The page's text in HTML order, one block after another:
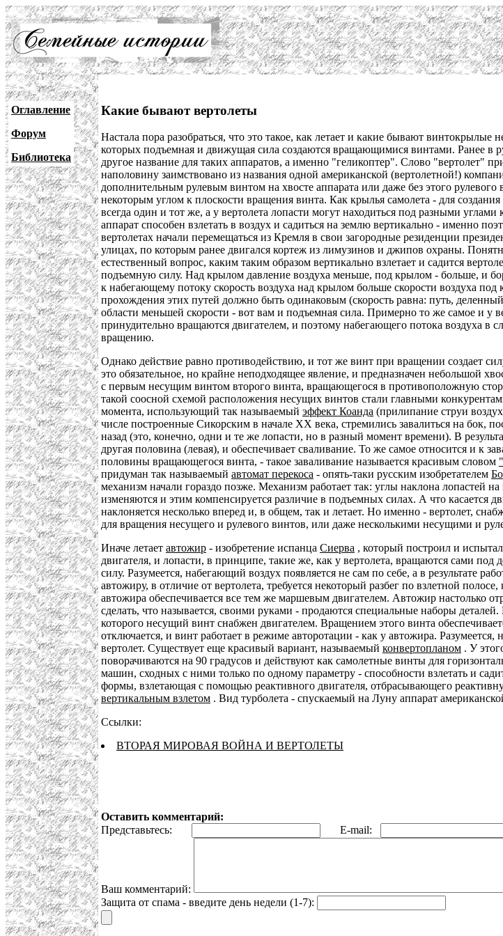
Оглавление
Форум
Библиотека
Какие бывают вертолеты
Настала пора разобраться, что это такое, как летает и какие бывают
которых подъемная и движущая сила создаются вращающимися винтами. Ранее в
другое название для таких аппаратов, а именно "геликоптер". Слово "вертолет"
наполовину заимствовано из названия одной американской (вертолетной!)
дополнительным рулевым винтом на хвосте аппарата или даже без этого
некоторым углом к плоскости вращения винта. Как крылья самолета - для
всегда один и тот же, а у вертолета лопасти могут находиться под разными
аппарат способен взлетать в воздух и садиться на землю вертикально - именно
вертолетах начали перемещаться из Кремля в свои загородные резиденции
улицах, по которым ранее двигался кортеж из лимузинов и джипов охраны.
естественный вопрос, каким таким образом вертикально взлетает и садится
подъемную силу. Над крылом давление воздуха меньше, под крылом - больше, и
к набегающему потоку скорость воздуха над крылом больше скорости воздуха
прохождения этих путей должно быть одинаковым (скорость равна: путь,
области меньшей скорости - вот вам и подъемная сила. Примерно то же самое и у
принудительно вращаются двигателем, и поэтому набегающего потока воздуха в
вращению.
Однако действие равно противодействию, и тот же винт при вращении создает
это обязательное, но крайне неподходящее явление, и предназначен небольшой
с первым несущим винтом второго винта, вращающегося в противоположную
такой соосной схемой расположения несущих винтов стали главными
момента, использующий так называемый эффект Коанда (прилипание струи
числе построенные Сикорским в начале XX века, стремились завалиться на бок,
назад (это, конечно, одни и те же лопасти, но в разный момент времени). В
другая половина (левая), и обеспечивает сваливание. То же самое относится и к
половины вращающегося винта, - такое заваливание называется красивым словом
придуман так называемый автомат перекоса - опять-таки русским изобретателем
механизм начали гораздо позже. Механизм работает так: углы наклона лопастей
изменяются и этим компенсируется различие в подъемных силах. А что касается
наклоняется несколько вперед и, в общем, так и летает. Но именно - вертолет,
для вращения несущего и рулевого винтов, или даже несколькими несущими и
Иначе летает автожир - изобретение испанца Сиерва , который построил и
двигателя, и лопасти, в принципе, такие же, как у вертолета, вращаются сами
силу. Разумеется, набегающий воздух появляется не сам по себе, а в результате
автожиру, в отличие от вертолета, требуется некоторый разбег по взлетной
автожира обеспечивается все тем же маршевым двигателем. Автожир настолько
сделать, что называется, своими руками - продаются специальные наборы
которого несущий винт снабжен двигателем. Вращением этого винта
отключается, и винт работает в режиме авторотации - как у автожира.
вертолет. Существует еще красивый вариант, называемый конвертопланом . У
поворачиваются на 90 градусов и действуют как самолетные винты для
машин, сходных с ними только по одному параметру - способности взлетать и
формы, взлетающая с помощью реактивного двигателя, отбрасывающего
вертикальным взлетом . Вид турболета - спускаемый на Луну аппарат
Ссылки:
ВТОРАЯ МИРОВАЯ ВОЙНА И ВЕРТОЛЕТЫ
Оставить комментарий:
Представьтесь:
E-mail:
Ваш комментарий:
Защита от спама - введите день недели (1-7):